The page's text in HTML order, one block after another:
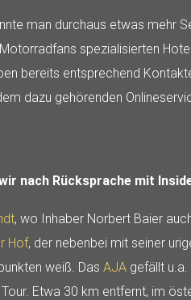
man durchaus etwas mehr
spezialisierten
bereits entsprechend
dazu gehörenden
nach Rücksprache mit
, wo Inhaber Norbert Baier
Hof, der nebenbei mit seiner
weiß. Das AJA gefällt
Etwa 30 km entfernt, im